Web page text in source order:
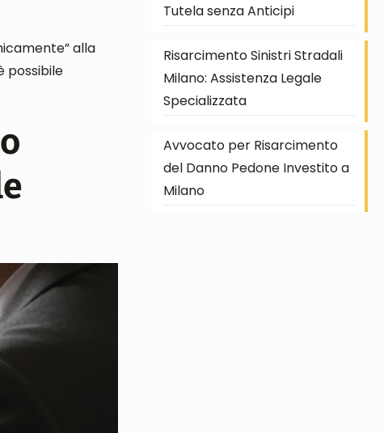
alla
possibile
Tutela senza Anticipi
Risarcimento Sinistri Stradali
Milano: Assistenza Legale
Specializzata
Avvocato per Risarcimento
del Danno Pedone Investito a
Milano